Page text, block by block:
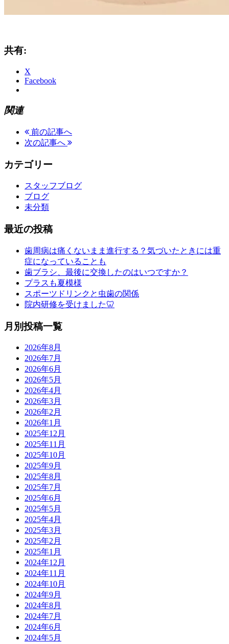
共有:
X
Facebook
関連
前の記事へ
次の記事へ
カテゴリー
スタッフブログ
ブログ
未分類
最近の投稿
歯周病は痛くないまま進行する？気づいたときには重
症になっていることも
歯ブラシ、最後に交換したのはいつですか？
プラスも夏模様
スポーツドリンクと虫歯の関係
院内研修を受けました🦷
月別投稿一覧
2026年8月
2026年7月
2026年6月
2026年5月
2026年4月
2026年3月
2026年2月
2026年1月
2025年12月
2025年11月
2025年10月
2025年9月
2025年8月
2025年7月
2025年6月
2025年5月
2025年4月
2025年3月
2025年2月
2025年1月
2024年12月
2024年11月
2024年10月
2024年9月
2024年8月
2024年7月
2024年6月
2024年5月